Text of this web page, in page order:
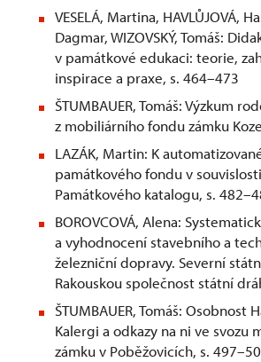
VESELÁ, Martina, HAVLŮJOVÁ,
Dagmar, WIZOVSKÝ, Tomáš:
v památkové edukaci: teorie,
inspirace a praxe, s. 464–473
ŠTUMBAUER, Tomáš: Výzkum
z mobiliárního fondu zámku
LAZÁK, Martin: K
památkového fondu v
Památkového katalogu, s.
BOROVCOVÁ, Alena:
a vyhodnocení stavebního a
železniční dopravy. Severní
Rakouskou společnost státní
ŠTUMBAUER, Tomáš: Osobnost
Kalergi a odkazy na ni ve svozu
zámku v Poběžovicích, s.